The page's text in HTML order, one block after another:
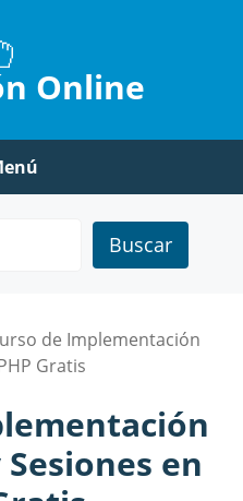
Online
Buscar
de Implementación
Gratis
en